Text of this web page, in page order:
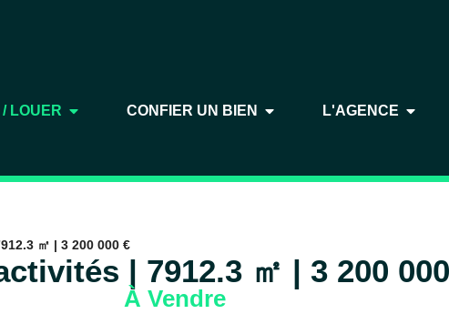
LOUER CONFIER UN BIEN L'AGENCE
㎡ | 3 200 000 €
| 7912.3 ㎡ | 3 200
À Vendre